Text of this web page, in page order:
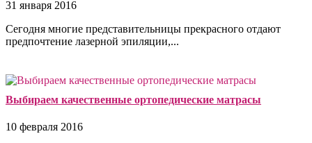
31 января 2016
Сегодня многие представительницы прекрасного отдают
предпочтение лазерной эпиляции,...
Выбираем качественные ортопедические матрасы
10 февраля 2016